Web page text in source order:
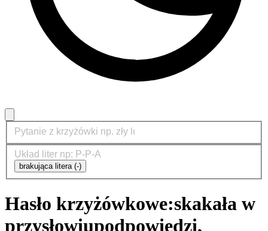
brakująca litera (-)
Hasło krzyżówkowe:skakała w
przysłowiupodpowiedzi,